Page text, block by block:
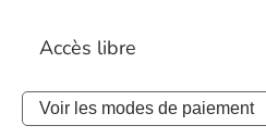
Accès libre
Voir les modes de paiement